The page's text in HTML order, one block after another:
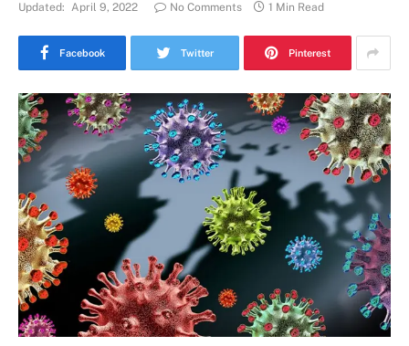
Updated: April 9, 2022 No Comments 1 Min Read
Facebook Twitter Pinterest